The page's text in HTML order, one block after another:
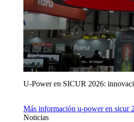
U‑Power en SICUR 2026:
Más información u‑power en sicur
Noticias